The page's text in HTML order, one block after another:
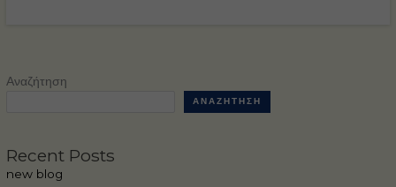
Αναζήτηση
ΑΝΑΖΉΤΗΣΗ
Recent Posts
new blog